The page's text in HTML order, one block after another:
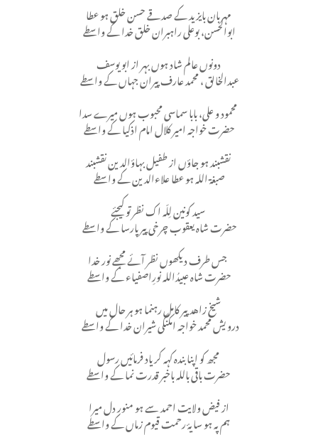
مہربان بایزید کے صدقے حسن خلق ہو عطا
ابوالحسن، بوعلی راہبران خلق خدا کے واسطے
دونوں عالم شاد ہوں بہر از ابو یوسف
عبدالخالق ، محمد عارف پیران جہاں کے واسطے
حضرت خواجہ امیر کلال امام اذکیا کے واسطے
نقشبند ہو جاؤں از طفیل بہاؤالدین نقشبند
صبغة اللہ ہو عطا علاءالدین کے واسطے
حضرت شاہ یعقوب چرخی پیر پارسا کے واسطے
حضرت شاہ عبیدُاللہ نورِاصفیاء کے واسطے
شیخ زاهد پیر کامل رہنما ہو ہر حال میں
درویش محمد خواجہ امکنگی شیران خدا کے واسطے
مجھ کو اپنا بندہ کہہ کر یاد فرمائیں رسول
حضرت باقی باللہ باخبر قدرت نما کے واسطے
از فیض ولایت احمد سے ہو منور دل میرا
ہم پہ ہو سایۂ رحمت قیوم زماں کے واسطے